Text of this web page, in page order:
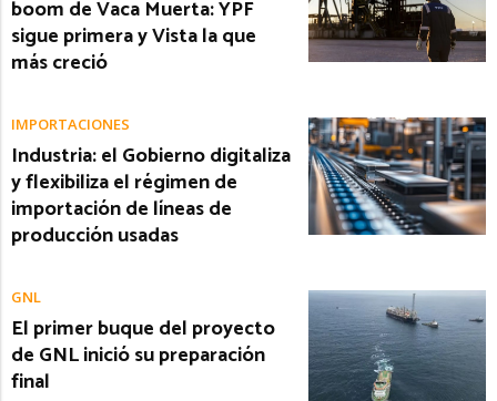
boom de Vaca Muerta: YPF
sigue primera y Vista la que
más creció
IMPORTACIONES
Industria: el Gobierno digitaliza
y flexibiliza el régimen de
importación de líneas de
producción usadas
GNL
El primer buque del proyecto
de GNL inició su preparación
final